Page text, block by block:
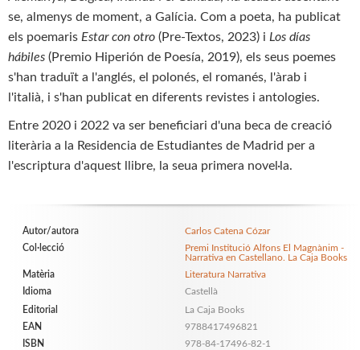
se, almenys de moment, a Galícia. Com a poeta, ha publicat
els poemaris Estar con otro (Pre-Textos, 2023) i Los días
hábiles (Premio Hiperión de Poesía, 2019), els seus poemes
s'han traduït a l'anglés, el polonés, el romanés, l'àrab i
l'italià, i s'han publicat en diferents revistes i antologies.
Entre 2020 i 2022 va ser beneficiari d'una beca de creació
literària a la Residencia de Estudiantes de Madrid per a
l'escriptura d'aquest llibre, la seua primera novel·la.
Autor/autora
Carlos Catena Cózar
Col·lecció
Premi Institució Alfons El Magnànim -
Narrativa en Castellano. La Caja Books
Matèria
Literatura Narrativa
Idioma
Castellà
Editorial
La Caja Books
EAN
9788417496821
ISBN
978-84-17496-82-1